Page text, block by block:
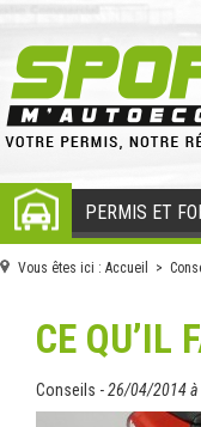
PERMIS ET
Vous êtes ici : Accueil >
CE QU’IL
Conseils -26/04/2014 à